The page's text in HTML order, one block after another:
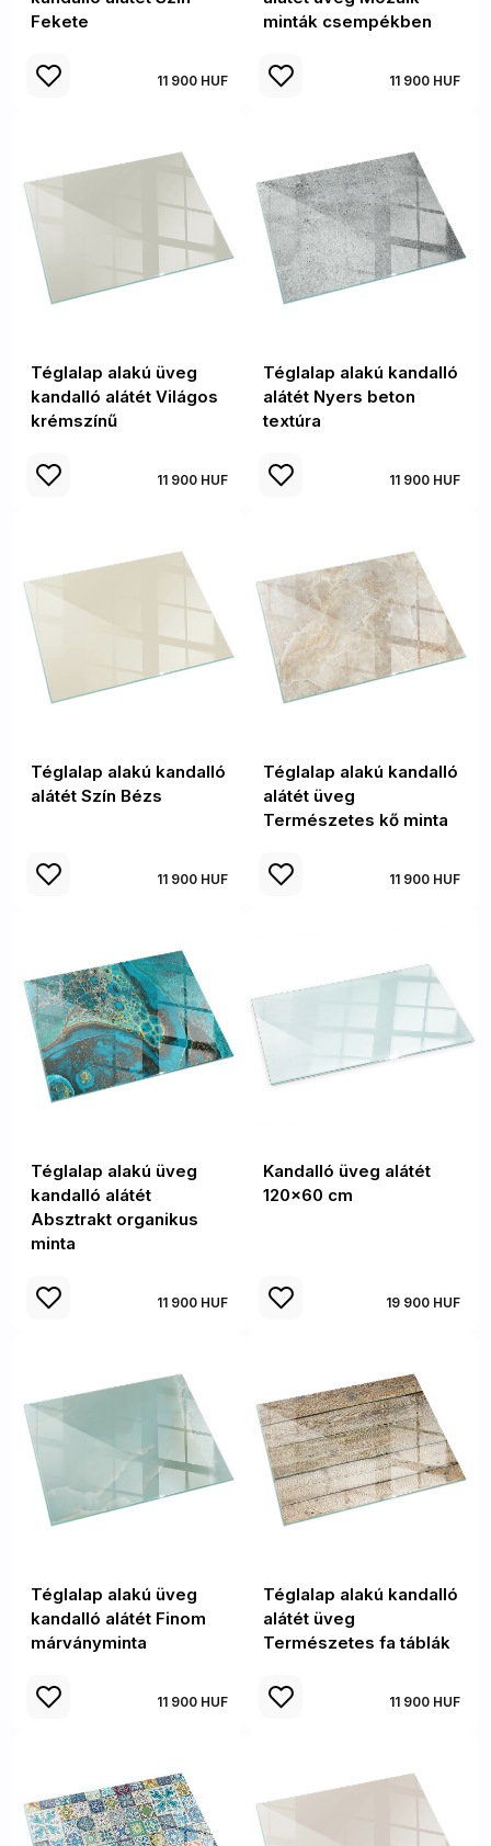
Fekete
11 900 HUF
minták csempékben
11 900 HUF
Téglalap alakú üveg
kandalló alátét Világos
krémszínű
11 900 HUF
Téglalap alakú kandalló
alátét Nyers beton
textúra
11 900 HUF
Téglalap alakú kandalló
alátét Szín Bézs
11 900 HUF
Téglalap alakú kandalló
alátét üveg
Természetes kő minta
11 900 HUF
Téglalap alakú üveg
kandalló alátét
Absztrakt organikus
minta
11 900 HUF
Kandalló üveg alátét
120x60 cm
19 900 HUF
Téglalap alakú üveg
kandalló alátét Finom
márványminta
11 900 HUF
Téglalap alakú kandalló
alátét üveg
Természetes fa táblák
11 900 HUF